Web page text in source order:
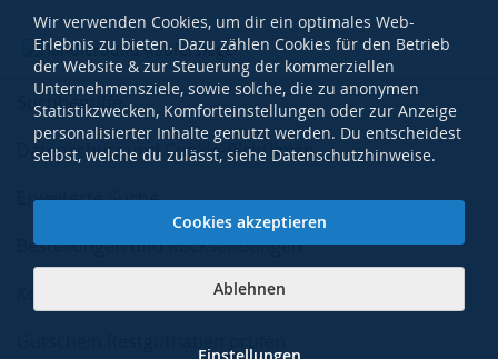
Suchbegriffe
Datenschutz und Cookie-Richtlinien
Erweiterte Suche
Bestellungen und Rücksendungen
Wir verwenden Cookies, um dir ein optimales Web-
Erlebnis zu bieten. Dazu zählen Cookies für den Betrieb
der Website & zur Steuerung der kommerziellen
Unternehmensziele, sowie solche, die zu anonymen
Statistikzwecken, Komforteinstellungen oder zur Anzeige
personalisierter Inhalte genutzt werden. Du entscheidest
selbst, welche du zulässt, siehe Datenschutzhinweise.
Cookies akzeptieren
Ablehnen